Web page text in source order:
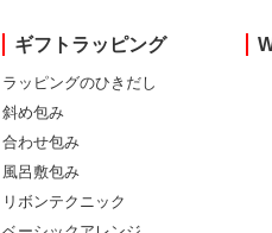
ギフトラッピング
ラッピングのひきだし
斜め包み
合わせ包み
風呂敷包み
リボンテクニック